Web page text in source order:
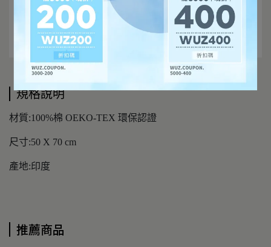
規格說明
材質:100%棉 OEKO-TEX 環保認證
尺寸:50 X 70 cm
產地:印度
推薦商品